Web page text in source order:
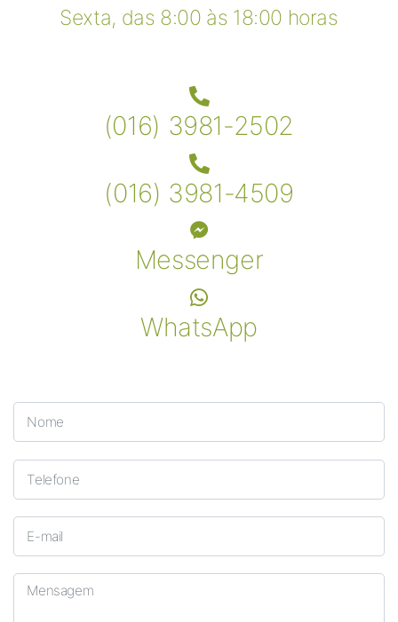
Sexta, das 8:00 às 18:00 horas
(016) 3981-2502
(016) 3981-4509
Messenger
WhatsApp